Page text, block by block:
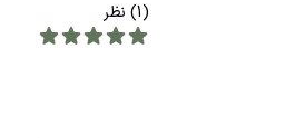
(1) نظر